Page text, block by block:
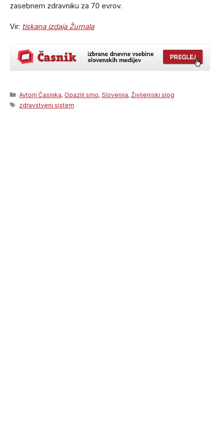
zasebnem zdravniku za 70 evrov.
Vir: tiskana izdaja Žurnala
Categories
Avtorji Časnika, Opazili smo,Slovenija,Življenjski slog
Tags
zdravstveni sistem